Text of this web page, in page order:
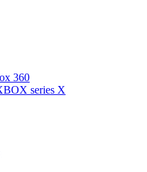
360
series X